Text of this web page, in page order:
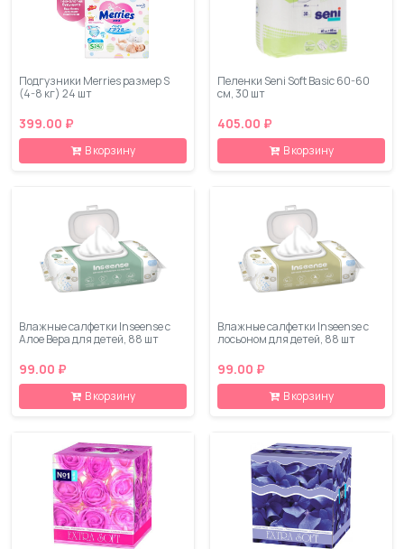
Подгузники Merries размер S
(4-8 кг) 24 шт
399.00 ₽
В корзину
Пеленки Seni Soft Basic 60-60
см, 30 шт
405.00 ₽
В корзину
Влажные салфетки Inseense с
Алое Вера для детей, 88 шт
99.00 ₽
В корзину
Влажные салфетки Inseense с
лосьоном для детей, 88 шт
99.00 ₽
В корзину